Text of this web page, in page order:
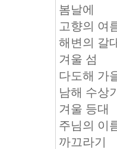
봄날에
고향의 여
해변의 갈
겨울 섬
다도해 가
남해 수상기
겨울 등대
주님의 이
까끄라기